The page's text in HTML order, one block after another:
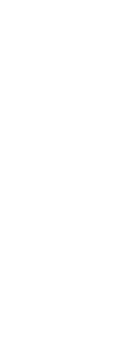
háton jobb aludni? Az
jobb